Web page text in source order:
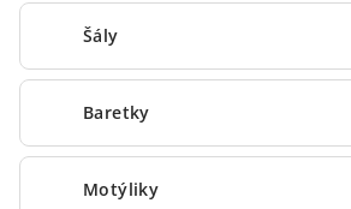
Šály
Baretky
Motýliky